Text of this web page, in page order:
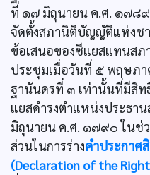
ที่ ๑๗ มิถุนายน ค.ศ. ๑๗๘
จัดตั้งสภานิติบัญญัติแห่งชา
ข้อเสนอของซีแยสแทนสภ
ประชุมเมื่อวันที่ ๕ พฤษภ
ฐานันดรที่ ๓ เท่านั้นที่มีสิท
แยสดำรงตำแหน่งประธา
มิถุนายน ค.ศ. ๑๗๙๐ ในช่
ส่วนในการร่างคำประกาศ
(Declaration of the